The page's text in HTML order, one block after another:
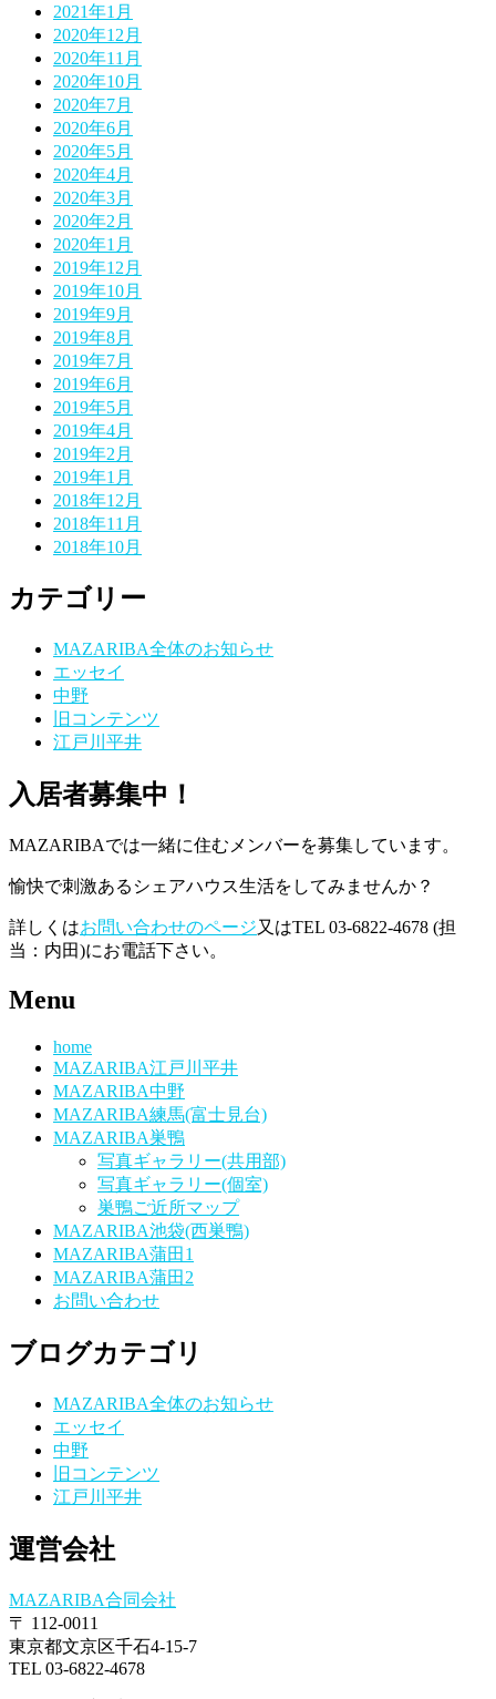
2021年1月
2020年12月
2020年11月
2020年10月
2020年7月
2020年6月
2020年5月
2020年4月
2020年3月
2020年2月
2020年1月
2019年12月
2019年10月
2019年9月
2019年8月
2019年7月
2019年6月
2019年5月
2019年4月
2019年2月
2019年1月
2018年12月
2018年11月
2018年10月
カテゴリー
MAZARIBA全体のお知らせ
エッセイ
中野
旧コンテンツ
江戸川平井
入居者募集中！
MAZARIBAでは一緒に住むメンバーを募集しています。
愉快で刺激あるシェアハウス生活をしてみませんか？
詳しくはお問い合わせのページ又はTEL 03-6822-4678 (担
当：内田)にお電話下さい。
Menu
home
MAZARIBA江戸川平井
MAZARIBA中野
MAZARIBA練馬(富士見台)
MAZARIBA巣鴨
写真ギャラリー(共用部)
写真ギャラリー(個室)
巣鴨ご近所マップ
MAZARIBA池袋(西巣鴨)
MAZARIBA蒲田1
MAZARIBA蒲田2
お問い合わせ
ブログカテゴリ
MAZARIBA全体のお知らせ
エッセイ
中野
旧コンテンツ
江戸川平井
運営会社
MAZARIBA合同会社
〒 112-0011
東京都文京区千石4-15-7
TEL 03-6822-4678